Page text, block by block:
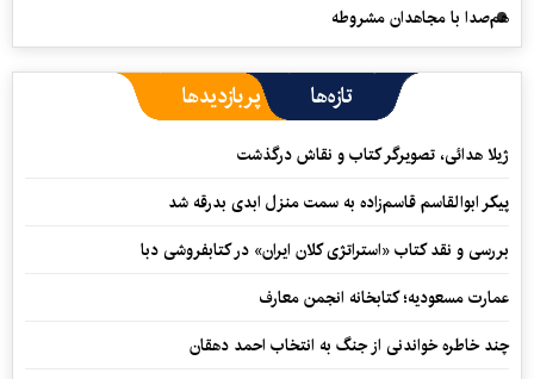
هم‌صدا با مجاهدان مشروطه
تازه‌ها پربازدیدها
ژیلا هدائی، تصویرگر کتاب و نقاش درگذشت
پیکر ابوالقاسم قاسم‌زاده به سمت منزل ابدی بدرقه شد
بررسی و نقد کتاب «استراتژی کلان ایران» در کتابفروشی دبا
عمارت مسعودیه؛ کتابخانه انجمن معارف
چند خاطره خواندنی از جنگ به انتخاب احمد دهقان